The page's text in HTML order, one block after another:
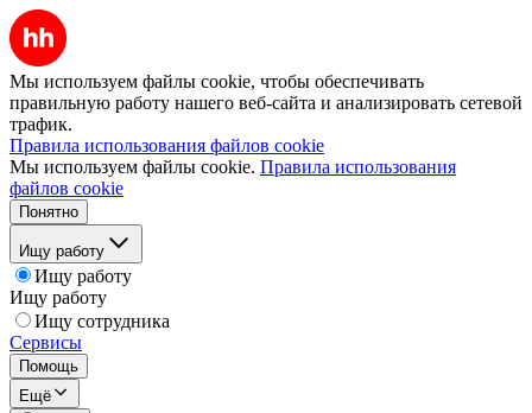
Мы используем файлы cookie, чтобы обеспечивать
правильную работу нашего веб-сайта и анализировать сетевой
трафик.
Правила использования файлов cookie
Мы используем файлы cookie. Правила использования
файлов cookie
Понятно
Ищу работу
Ищу работу
Ищу работу
Ищу сотрудника
Сервисы
Помощь
Ещё